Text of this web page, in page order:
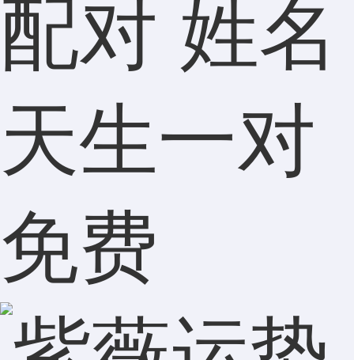
配对 姓名
天生一对
免费